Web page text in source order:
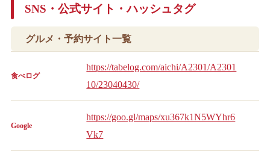
SNS・公式サイト・ハッシュタグ
グルメ・予約サイト一覧
食べログ
https://tabelog.com/aichi/A2301/A2301
10/23040430/
Google
https://goo.gl/maps/xu367k1N5WYhr6
Vk7